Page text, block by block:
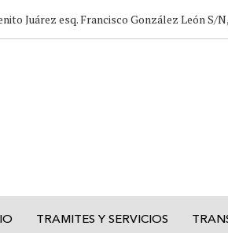
Juárez esq. Francisco González León S/N,
TRAMITES Y SERVICIOS